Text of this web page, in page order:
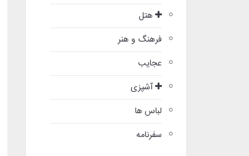
هتل
فرهنگ و هنر
عجایب
آشپزی
لباس ها
سفرنامه